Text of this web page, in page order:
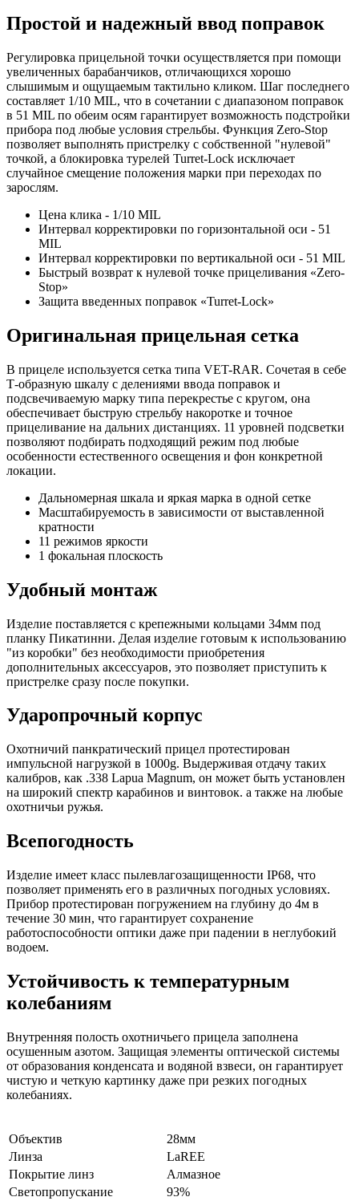
Простой и надежный ввод поправок
Регулировка прицельной точки осуществляется при помощи
увеличенных барабанчиков, отличающихся хорошо
слышимым и ощущаемым тактильно кликом. Шаг последнего
составляет 1/10 MIL, что в сочетании с диапазоном поправок
в 51 MIL по обеим осям гарантирует возможность подстройки
прибора под любые условия стрельбы. Функция Zero-Stop
позволяет выполнять пристрелку с собственной "нулевой"
точкой, а блокировка турелей Turret-Lock исключает
случайное смещение положения марки при переходах по
зарослям.
Цена клика - 1/10 MIL
Интервал корректировки по горизонтальной оси - 51
MIL
Интервал корректировки по вертикальной оси - 51 MIL
Быстрый возврат к нулевой точке прицеливания «Zero-
Stop»
Защита введенных поправок «Turret-Lock»
Оригинальная прицельная сетка
В прицеле используется сетка типа VET-RAR. Сочетая в себе
Т-образную шкалу с делениями ввода поправок и
подсвечиваемую марку типа перекрестье с кругом, она
обеспечивает быструю стрельбу накоротке и точное
прицеливание на дальних дистанциях. 11 уровней подсветки
позволяют подбирать подходящий режим под любые
особенности естественного освещения и фон конкретной
локации.
Дальномерная шкала и яркая марка в одной сетке
Масштабируемость в зависимости от выставленной
кратности
11 режимов яркости
1 фокальная плоскость
Удобный монтаж
Изделие поставляется с крепежными кольцами 34мм под
планку Пикатинни. Делая изделие готовым к использованию
"из коробки" без необходимости приобретения
дополнительных аксессуаров, это позволяет приступить к
пристрелке сразу после покупки.
Ударопрочный корпус
Охотничий панкратический прицел протестирован
импульсной нагрузкой в 1000g. Выдерживая отдачу таких
калибров, как .338 Lapua Magnum, он может быть установлен
на широкий спектр карабинов и винтовок. а также на любые
охотничьи ружья.
Всепогодность
Изделие имеет класс пылевлагозащищенности IP68, что
позволяет применять его в различных погодных условиях.
Прибор протестирован погружением на глубину до 4м в
течение 30 мин, что гарантирует сохранение
работоспособности оптики даже при падении в неглубокий
водоем.
Устойчивость к температурным
колебаниям
Внутренняя полость охотничьего прицела заполнена
осушенным азотом. Защищая элементы оптической системы
от образования конденсата и водяной взвеси, он гарантирует
чистую и четкую картинку даже при резких погодных
колебаниях.
Объектив
28мм
Линза
LaREE
Покрытие линз
Алмазное
Светопропускание
93%